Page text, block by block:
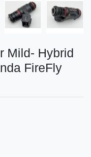
Mild- Hybrid
FireFly